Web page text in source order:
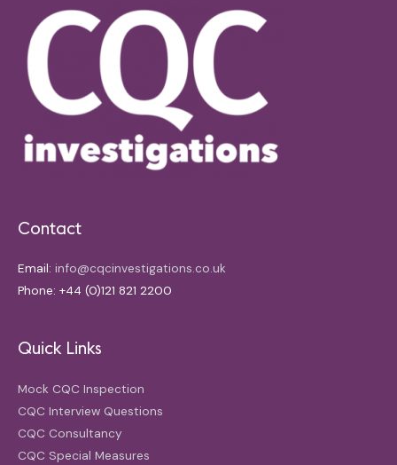
Contact
Email: info@cqcinvestigations.co.uk
Phone: +44 (0)121 821 2200
Quick Links
Mock CQC Inspection
CQC Interview Questions
CQC Consultancy
CQC Special Measures